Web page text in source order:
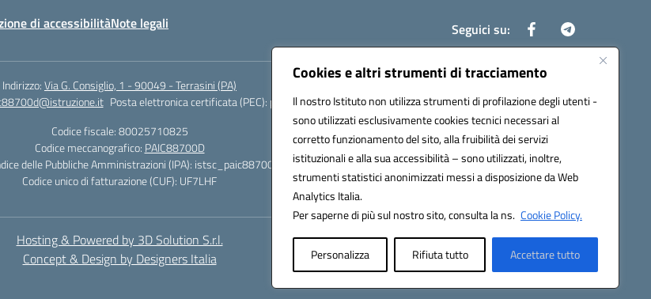
Cookies e altri strumenti di tracciamento
Il nostro Istituto non utilizza strumenti di profilazione degli utenti -
sono utilizzati esclusivamente cookies tecnici necessari al
corretto funzionamento del sito, alla fruibilità dei servizi
istituzionali e alla sua accessibilità – sono utilizzati, inoltre,
strumenti statistici anonimizzati messi a disposizione da Web
Analytics Italia.
Per saperne di più sul nostro sito, consulta la ns. Cookie Policy.
Personalizza Rifiuta tutto Accettare tutto
di accessibilitàNote legali Seguici su:
Indirizzo:Via G. Consiglio, 1 - 90049 - Terrasini (PA)
Posta elettronica certificata (PEC): paic88700d@pec.istruzione.it
Codice fiscale: 80025710825
Codice meccanografico: PAIC88700D
delle Pubbliche Amministrazioni (IPA): istsc_paic88700d
Codice unico di fatturazione (CUF): UF7LHF
Hosting & Powered by 3D Solution S.r.l.
Concept & Design by Designers Italia